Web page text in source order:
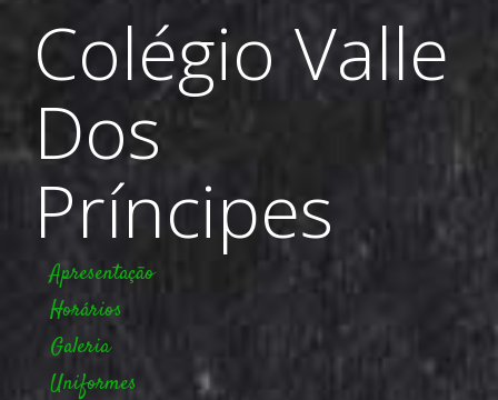
Colégio Valle
Dos
Príncipes
Apresentação
Horários
Galeria
Uniformes